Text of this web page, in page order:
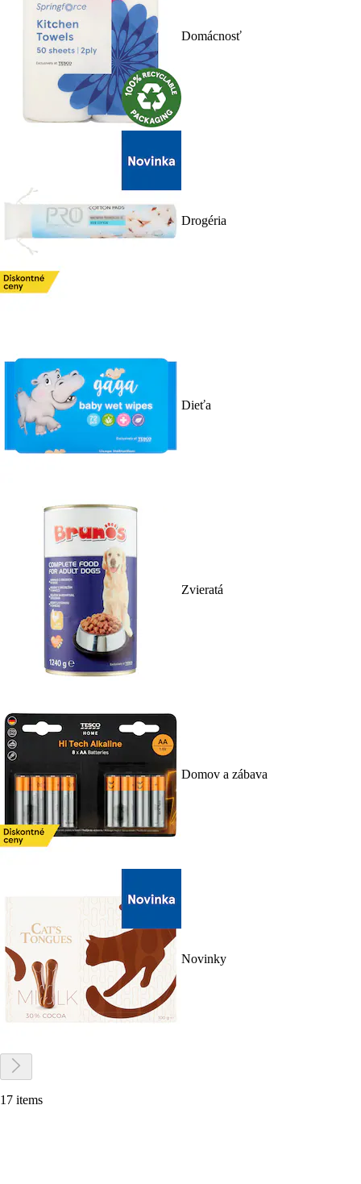
Domácnosť
Drogéria
Dieťa
Zvieratá
Domov a zábava
Novinky
17 items